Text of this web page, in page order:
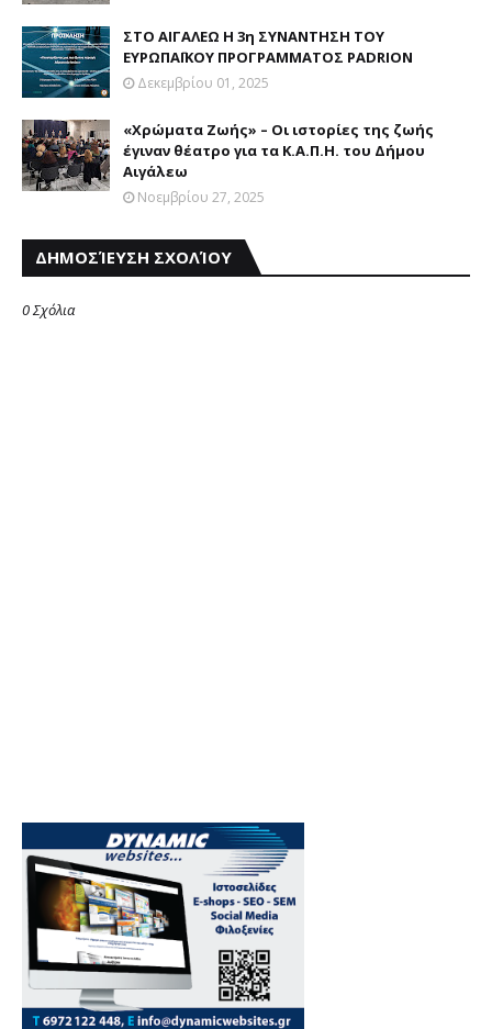
ΣΤΟ ΑΙΓΑΛΕΩ Η 3η ΣΥΝΑΝΤΗΣΗ ΤΟΥ
ΕΥΡΩΠΑΪΚΟΥ ΠΡΟΓΡΑΜΜΑΤΟΣ PADRION
Δεκεμβρίου 01, 2025
«Χρώματα Ζωής» – Οι ιστορίες της ζωής
έγιναν θέατρο για τα Κ.Α.Π.Η. του Δήμου
Αιγάλεω
Νοεμβρίου 27, 2025
ΔΗΜΟΣΊΕΥΣΗ ΣΧΟΛΊΟΥ
0 Σχόλια